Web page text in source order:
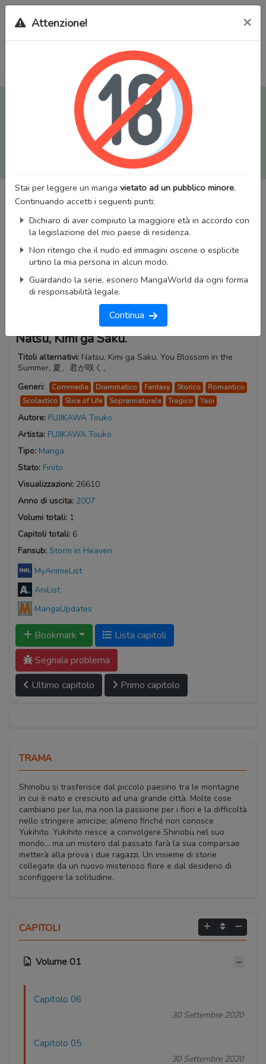
Tutti i Doujinshi e Manga per adulti (+18) sono stati trasferiti
sul nostro nuovo sito (
mangaworldadult.net
); invece, per i
Manga classici, puoi utilizzare
MangaWorld
Potrai effettuare illogincon il tuo account di MangaWorld
tutti i dati sono condivisi tra i due siti,
perderai alcun dato, inclusi bookmarks e premium
Attenzione! ×
Stai per leggere un manga vietato ad un pubblico minore.
Continuando accetti i seguenti punti:
Dichiaro di aver compiuto la maggiore età in accordo con
la legislazione del mio paese di residenza.
Non ritengo che il nudo ed immagini oscene o esplicite
urtino la mia persona in alcun modo.
Guardando la serie, esonero MangaWorld da ogni forma
di responsabilità legale.
Continua
Natsu, Kimi ga Saku.
Titoli alternativi: Natsu, Kimi ga Saku, You Blossom in the
Summer, 夏、君が咲く。
Generi:
Commedia Drammatico Fantasy Storico
Romantico
Scolastico
Slice of Life Soprannaturale Tragico Yaoi
Autore: FUJIKAWA Touko
Artista: FUJIKAWA Touko
Tipo: Manga
Stato: Finito
Visualizzazioni: 26610
Anno di uscita: 2007
Volumi totali: 1
Capitoli totali: 6
Fansub: Storm in Heaven
MyAnimeList
AniList
MangaUpdates
Bookmark
Lista capitoli
Segnala problema
Ultimo capitolo
Primo capitolo
TRAMA
Shinobu si trasferisce dal piccolo paesino tra le montagne
in cui è nato e cresciuto ad una grande città. Molte cose
cambiano per lui, ma non la passione per i fiori e la difficoltà
nello stringere amicizie; almeno finché non conosce
Yukihito. Yukihito riesce a coinvolgere Shinobu nel suo
mondo… ma un mistero dal passato farà la sua comparsae
metterà alla prova i due ragazzi. Un insieme di storie
collegate da un nuovo misterioso fiore e dal desiderio di
sconfiggere la solitudine.
CAPITOLI
Volume 01
Capitolo 06
30 Settembre 2020
Capitolo 05
30 Settembre 2020